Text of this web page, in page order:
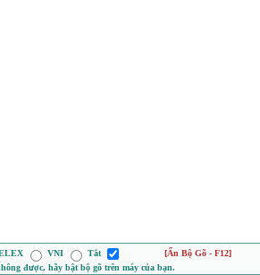
VNI Tắt
[Ẩn Bộ Gõ - F12]
được, hãy bật bộ gõ trên máy của bạn.